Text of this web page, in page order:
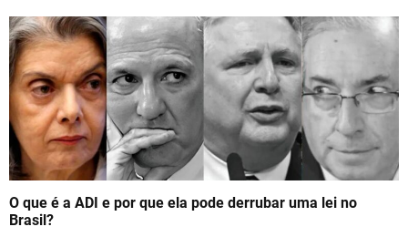
a
v
i
g
a
t
i
O que é a ADI e por que ela pode derrubar uma lei no
Brasil?